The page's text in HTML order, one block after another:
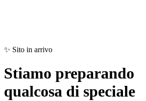
✨ Sito in arrivo
Stiamo preparando
qualcosa di speciale